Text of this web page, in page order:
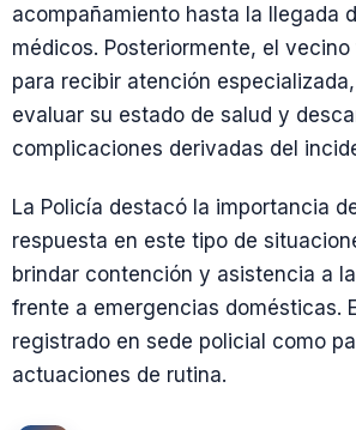
acompañamiento hasta la llegada
médicos. Posteriormente, el
para recibir atención
evaluar su estado de salud y
complicaciones derivadas del
La Policía destacó la importancia
respuesta en este tipo de
brindar contención y asistencia a
frente a emergencias domésticas.
registrado en sede policial como
actuaciones de rutina.